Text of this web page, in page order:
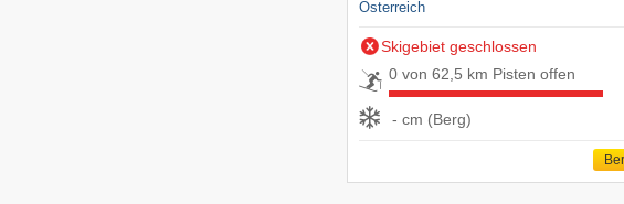
Österreich
Skigebiet geschlossen
0 von 62,5 km Pisten offen
- cm (Berg)